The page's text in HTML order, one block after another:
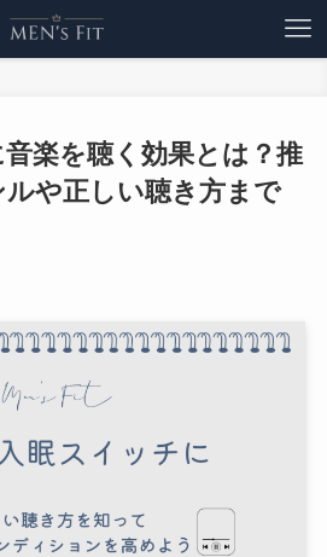
楽を聴く効果とは？推
や正しい聴き方まで